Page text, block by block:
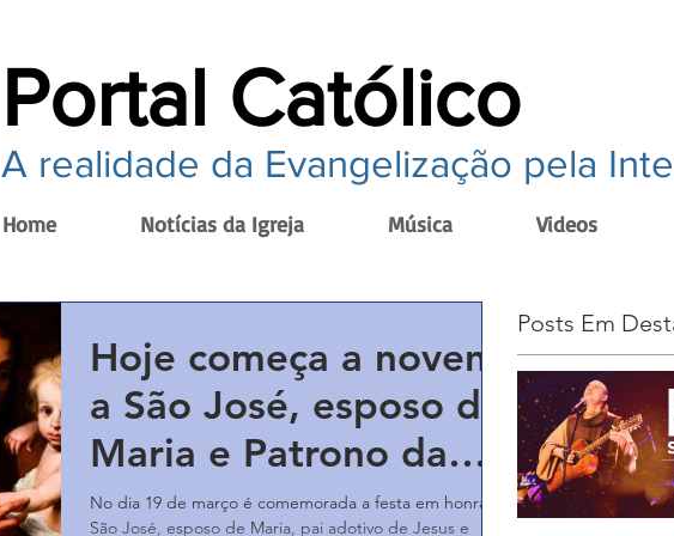
Portal Católico
A realidade da Evangelização pela
Home Notícias da Igreja Música Videos
Hoje começa a novena
a São José, esposo de
Maria e Patrono da
Igreja Universal
No dia 19 de março é comemorada a festa em honra a
São José, esposo de Maria, pai adotivo de Jesus e
Posts Em